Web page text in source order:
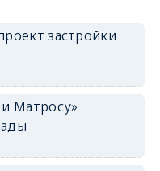
застройки
Матросу»